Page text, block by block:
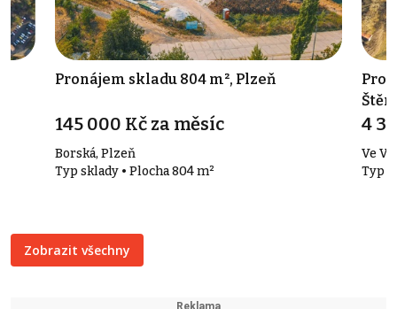
Pronájem skladu 804 m², Plzeň
145 000 Kč za měsíc
Borská, Plzeň
Typ sklady • Plocha 804 m²
4
Ve
Typ
Zobrazit všechny